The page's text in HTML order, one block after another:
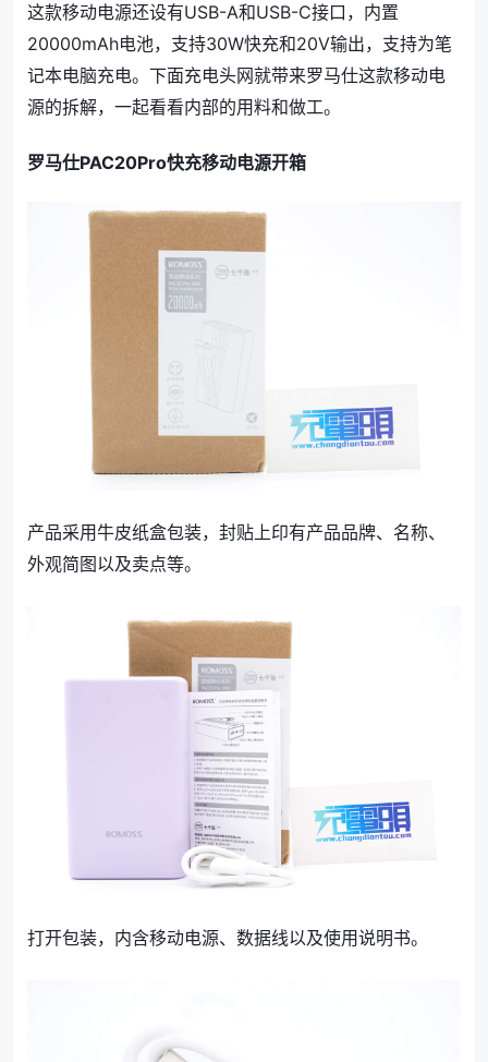
这款移动电源还设有USB-A和USB-C接口，内置
20000mAh电池，支持30W快充和20V输出，支持为笔
记本电脑充电。下面充电头网就带来罗马仕这款移动电
源的拆解，一起看看内部的用料和做工。
罗马仕PAC20Pro快充移动电源开箱
产品采用牛皮纸盒包装，封贴上印有产品品牌、名称、
外观简图以及卖点等。
打开包装，内含移动电源、数据线以及使用说明书。